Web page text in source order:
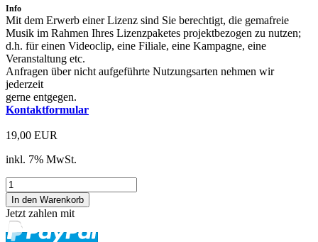
Info
Mit dem Erwerb einer Lizenz sind Sie berechtigt, die gemafreie
Musik im Rahmen Ihres Lizenzpaketes projektbezogen zu nutzen;
d.h. für einen Videoclip, eine Filiale, eine Kampagne, eine
Veranstaltung etc.
Anfragen über nicht aufgeführte Nutzungsarten nehmen wir
jederzeit
gerne entgegen.
Kontaktformular
19,00 EUR
inkl. 7% MwSt.
Jetzt zahlen mit